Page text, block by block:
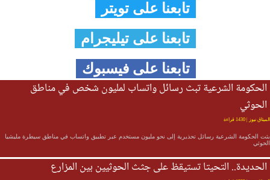
تابعنا على تويتر
تابعنا على تيليجرام
تابعنا على فيسبوك
الحكومة الشرعية تبث رسائل واتساب لمليون شخص في مناطق
الحوثي
الميثاق نيوز
بثت الحكومة الشرعية رسائل تحذيرية إلى نحو مليون مستخدم عبر تطبيق واتساب في مناطق سيطرة مليشيا
الحوثي
الحديدة.. التحيتا تستيقظ على جثث الحوثيين بين المزارع